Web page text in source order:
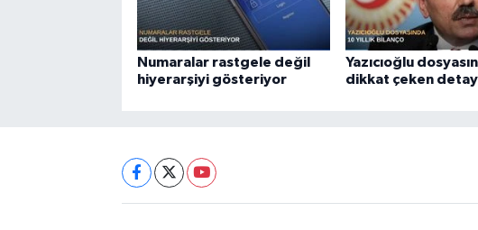
Numaralar rastgele değil
hiyerarşiyi gösteriyor
Yazıcıoğlu
dikkat çeken detay